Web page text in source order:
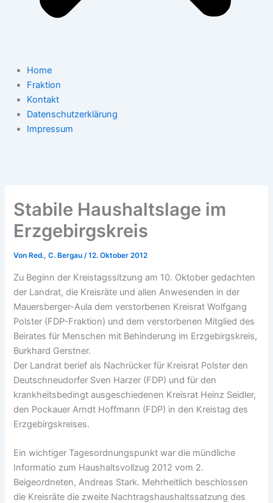
Home
Fraktion
Kontakt
Datenschutzerklärung
Impressum
Stabile Haushaltslage im
Erzgebirgskreis
Von Red., C. Bergau/12. Oktober 2012
Zu Beginn der Kreistagssitzung am 10. Oktober gedachten
der Landrat, die Kreisräte und allen Anwesenden in der
Mauersberger-Aula dem verstorbenen Kreisrat Wolfgang
Polster (FDP-Fraktion) und dem verstorbenen Mitglied des
Beirates für Menschen mit Behinderung im Erzgebirgskreis,
Burkhard Gerstner.
Der Landrat berief als Nachrücker für Kreisrat Polster den
Deutschneudorfer Sven Harzer (FDP) und für den
krankheitsbedingt ausgeschiedenen Kreisrat Heinz Seidler,
den Pockauer Arndt Hoffmann (FDP) in den Kreistag des
Erzgebirgskreises.
Ein wichtiger Tagesordnungspunkt war die mündliche
Informatio zum Haushaltsvollzug 2012 vom 2.
Beigeordneten, Andreas Stark. Mehrheitlich beschlossen
die Kreisräte die zweite Nachtragshaushaltssatzung des